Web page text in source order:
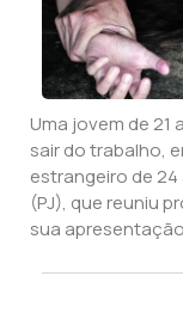
Uma jovem de
sair do trabalho,
estrangeiro de
(PJ), que reuniu
sua